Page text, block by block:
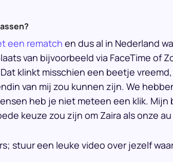
een rematch en dus al in Nederland
van bijvoorbeeld via FaceTime of
klinkt misschien een beetje
van mij zou kunnen zijn. We
heb je niet meteen een klik. Mijn
keuze zou zijn om Zaira als onze
stuur een leuke video over jezelf